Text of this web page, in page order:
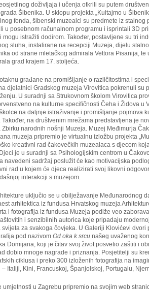
doživljaja i učenja otkrili su putem
Šibenika. U sklopu projekta „Kultajmo u
fonda, šibenski muzealci su predmete iz stalnog
u posebnom računalnom programu i isprintali 3D
istražiti dodirom. Također, postavljene su tri
sluha, instalirane na recepciji Muzeja, dijelu
od strane mletačkog admirala Vettora Pisanija,
grad krajem 17. stoljeća.
građane na promišljanje o različitostima i
djelatnici Gradskog muzeja Virovitica pokrenuli su
U suradnji sa Strukovnom školom Virovitica
na kulturne specifičnosti Čeha i Židova u
na daljnje istraživanje i promišljanje pojmova
na društvenim mrežama predstavljena je
Zbirku narodnih nošnji Muzeja. Muzej Međimurja
muzeja pripremio je virtualnu izložbu projekta
kreativni rad čakovečkih muzealaca s djecom
je u suradnji sa Psihologijskim centrom u
navedeni sadržaj poslužit će kao motivacijska
rad u kojem će djeca realizirati svoj likovni
interakciji s muzejom.
uključio se u obilježavanje Međunarodnog
arhitektica iz fundusa Hrvatskog muzeja
i fotografija iz fundusa Muzeja podiže veo
i senzibilnih autorica koje pripadaju
za svakoga čovjeka. U Galeriji Klovićevi dvori
pod nazivom Od oka k srcu našeg uvaženog
Domijana, koji je čitav svoj život posvetio zaštiti i
dobio mnoge nagrade i priznanja. Posjetitelji su
ciklusa i preko 300 izloženih fotografija na
– Italiji, Kini, Francuskoj, Španjolskoj, Portugalu,
umjetnosti u Zagrebu pripremio na svojim web